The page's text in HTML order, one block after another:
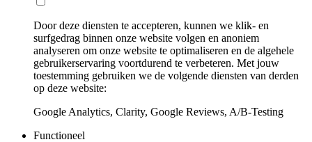
Door deze diensten te accepteren, kunnen we klik- en
surfgedrag binnen onze website volgen en anoniem
analyseren om onze website te optimaliseren en de algehele
gebruikerservaring voortdurend te verbeteren. Met jouw
toestemming gebruiken we de volgende diensten van derden
op deze website:
Google Analytics, Clarity, Google Reviews, A/B-Testing
Functioneel